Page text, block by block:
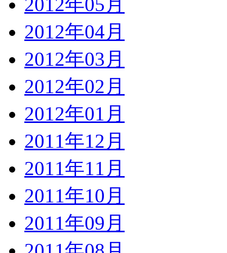
2012年04月
2012年03月
2012年02月
2012年01月
2011年12月
2011年11月
2011年10月
2011年09月